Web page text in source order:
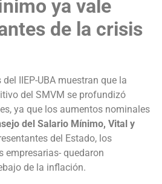
ya vale
de la crisis
IIEP-UBA muestran que la
del SMVM se profundizó
ya que los aumentos nominales
del Salario Mínimo, Vital y
del Estado, los
empresarias- quedaron
de la inflación.